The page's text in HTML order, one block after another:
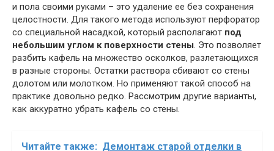
и пола своими руками – это удаление ее без сохранения
целостности. Для такого метода используют перфоратор
со специальной насадкой, который располагают под
небольшим углом к поверхности стены. Это позволяет
разбить кафель на множество осколков, разлетающихся
в разные стороны. Остатки раствора сбивают со стены
долотом или молотком. Но применяют такой способ на
практике довольно редко. Рассмотрим другие варианты,
как аккуратно убрать кафель со стены.
Читайте также: Демонтаж старой отделки в